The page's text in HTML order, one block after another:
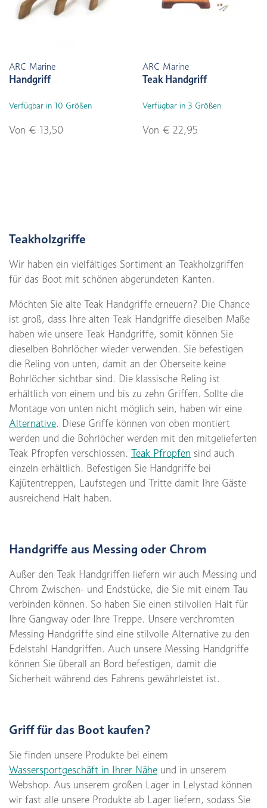
ARC Marine
Handgriff
Verfügbar in 10 Größen
Von € 13,50
ARC Marine
Teak Handgriff
Verfügbar in 3 Größen
Von € 22,95
Teakholzgriffe
Wir haben ein vielfältiges Sortiment an Teakholzgriffen
für das Boot mit schönen abgerundeten Kanten.
Möchten Sie alte Teak Handgriffe erneuern? Die Chance
ist groß, dass Ihre alten Teak Handgriffe dieselben Maße
haben wie unsere Teak Handgriffe, somit können Sie
dieselben Bohrlöcher wieder verwenden. Sie befestigen
die Reling von unten, damit an der Oberseite keine
Bohrlöcher sichtbar sind. Die klassische Reling ist
erhältlich von einem und bis zu zehn Griffen. Sollte die
Montage von unten nicht möglich sein, haben wir eine
Alternative. Diese Griffe können von oben montiert
werden und die Bohrlöcher werden mit den mitgelieferten
Teak Pfropfen verschlossen. Teak Pfropfen sind auch
einzeln erhältlich. Befestigen Sie Handgriffe bei
Kajütentreppen, Laufstegen und Tritte damit Ihre Gäste
ausreichend Halt haben.
Handgriffe aus Messing oder Chrom
Außer den Teak Handgriffen liefern wir auch Messing und
Chrom Zwischen- und Endstücke, die Sie mit einem Tau
verbinden können. So haben Sie einen stilvollen Halt für
Ihre Gangway oder Ihre Treppe. Unsere verchromten
Messing Handgriffe sind eine stilvolle Alternative zu den
Edelstahl Handgriffen. Auch unsere Messing Handgriffe
können Sie überall an Bord befestigen, damit die
Sicherheit während des Fahrens gewährleistet ist.
Griff für das Boot kaufen?
Sie finden unsere Produkte bei einem
Wassersportgeschäft in Ihrer Nähe und in unserem
Webshop. Aus unserem großen Lager in Lelystad können
wir fast alle unsere Produkte ab Lager liefern, sodass Sie